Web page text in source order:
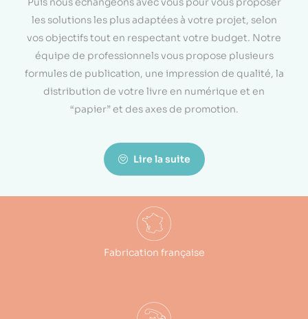
les solutions les plus adaptées à votre projet, selon
vos objectifs tout en respectant votre budget. Notre
équipe de professionnels vous propose plusieurs
formules de publication, une impression de qualité, la
distribution de votre livre en numérique et en
“papier” et des axes de promotion.
Lire la suite
Fabrication française